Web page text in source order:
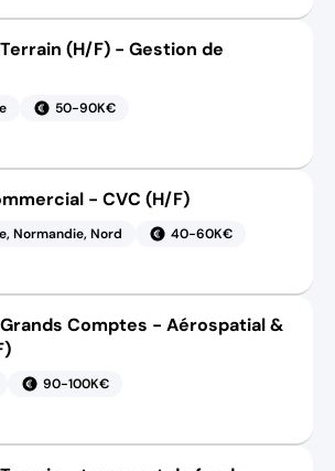
(H/F) - Gestion de
50-90K€
- CVC (H/F)
Normandie, Nord
40-60K€
Comptes - Aérospatial &
90-100K€